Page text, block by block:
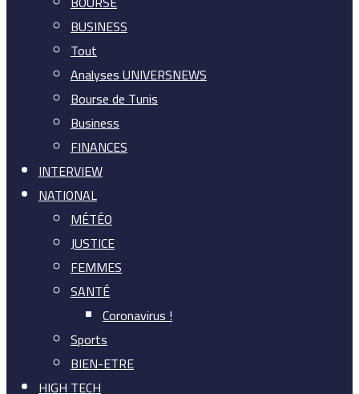
BUSINESS
Tout
Analyses UNIVERSNEWS
Bourse de Tunis
Business
FINANCES
INTERVIEW
NATIONAL
MÉTÉO
JUSTICE
FEMMES
SANTÉ
Coronavirus !
Sports
BIEN-ETRE
HIGH TECH